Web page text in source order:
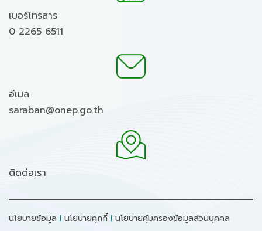
เบอร์โทรสาร
0 2265 6511
อีเมล
saraban@onep.go.th
ติดต่อเรา
นโยบายข้อมูล I นโยบายคุกกี้ I นโยบายคุ้มครองข้อมูลส่วนบุคคล